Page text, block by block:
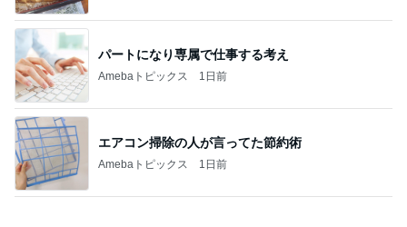
パートになり専属で仕事する考え
Amebaトピックス 1日前
エアコン掃除の人が言ってた節約術
Amebaトピックス 1日前